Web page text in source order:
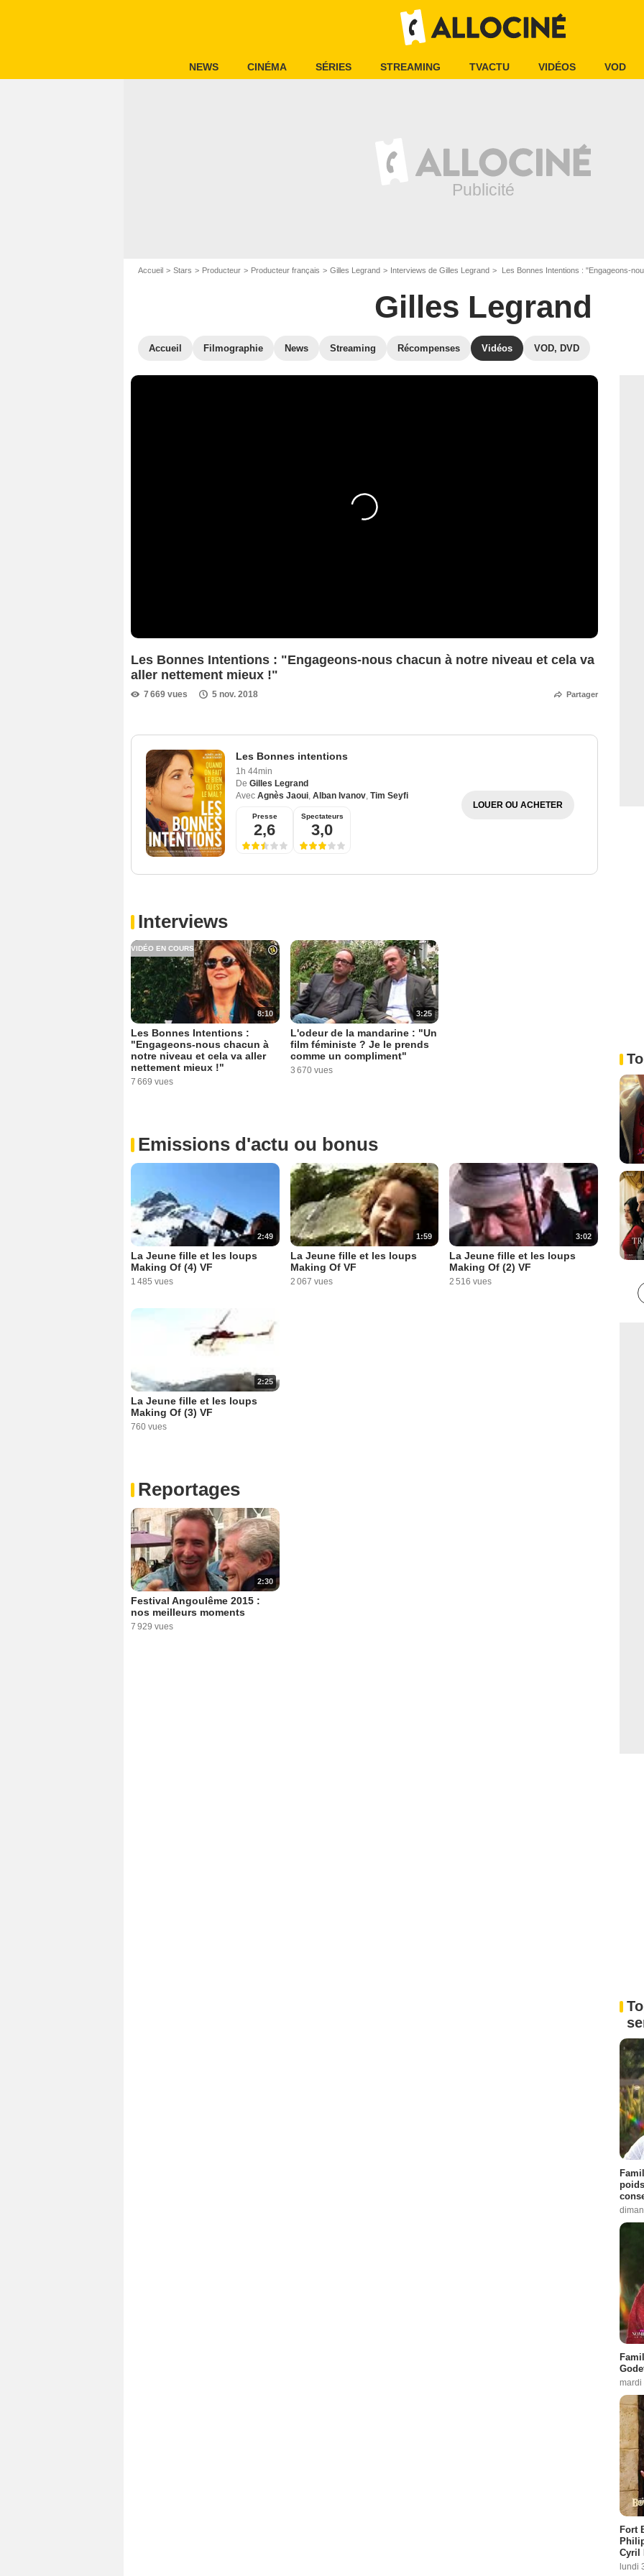
NEWS CINÉMA SÉRIES STREAMING TVACTU VIDÉOS VOD
Accueil Stars Producteur Producteur français Gilles Legrand Interviews de Gilles Legrand Les Bonnes Intentions : "Engageons-nous
Gilles Legrand
Accueil Filmographie News Streaming Récompenses Vidéos VOD, DVD
Les Bonnes Intentions : "Engageons-nous chacun à notre niveau et cela va
aller nettement mieux !"
7 669 vues 5 nov. 2018 Partager
Les Bonnes intentions
1h 44min
De Gilles Legrand
Avec Agnès Jaoui, Alban Ivanov, Tim Seyfi
Presse
2,6
Spectateurs
3,0
LOUER OU ACHETER
Interviews
8:10
VIDÉO EN COURS
Les Bonnes Intentions :
"Engageons-nous chacun à
notre niveau et cela va aller
nettement mieux !"
7 669 vues
3:25
L'odeur de la mandarine : "Un
film féministe ? Je le prends
comme un compliment"
3 670 vues
Emissions d'actu ou bonus
2:49
La Jeune fille et les loups
Making Of (4) VF
1 485 vues
1:59
La Jeune fille et les loups
Making Of VF
2 067 vues
3:02
La Jeune fille et les loups
Making Of (2) VF
2 516 vues
2:25
La Jeune fille et les loups
Making Of (3) VF
760 vues
Reportages
2:30
Festival Angoulême 2015 :
nos meilleurs moments
7 929 vues
mardi
Fort
Cyril
lundi